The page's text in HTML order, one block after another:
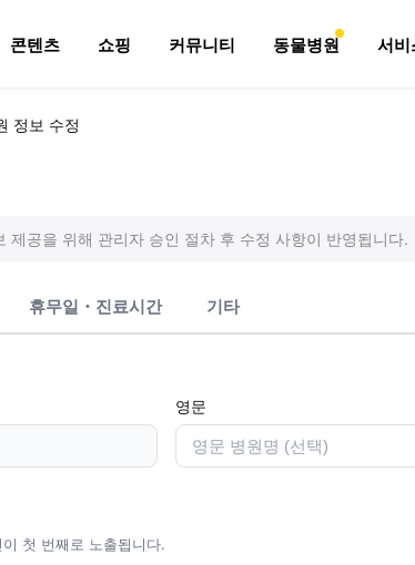
콘텐츠 쇼핑 커뮤니티 동물병원 서비
정보 수정
제공을 위해 관리자 승인 절차 후 수정 사항이 반영됩니다.
휴무일・진료시간 기타
영문
첫 번째로 노출됩니다.